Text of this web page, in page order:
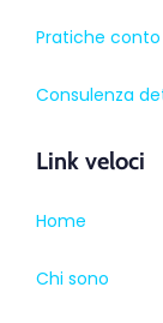
Pratiche
Consulenza
Link veloci
Home
Chi sono